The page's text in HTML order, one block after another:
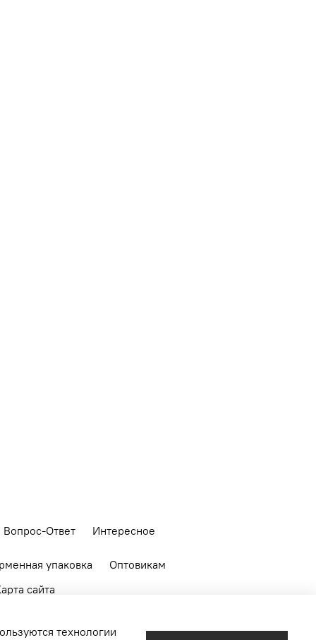
Вопрос-Ответ Интересное
упаковка
Оптовикам
сайта
технологии